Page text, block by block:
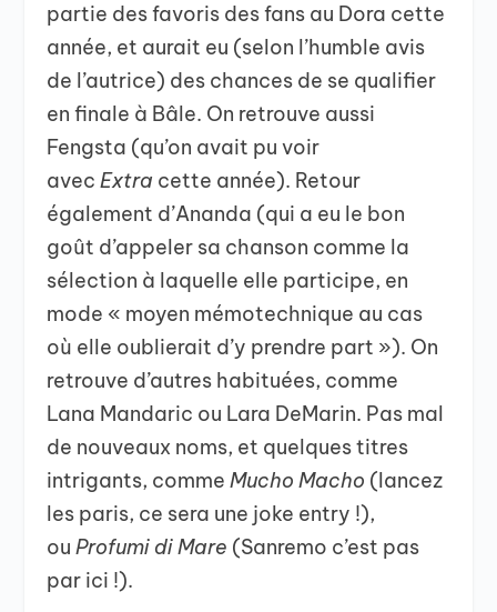
partie des favoris des fans au Dora cette
année, et aurait eu (selon l’humble avis
de l’autrice) des chances de se qualifier
en finale à Bâle. On retrouve aussi
Fengsta (qu’on avait pu voir
avecExtra cette année). Retour
également d’Ananda (qui a eu le bon
goût d’appeler sa chanson comme la
sélection à laquelle elle participe, en
mode « moyen mémotechnique au cas
où elle oublierait d’y prendre part »). On
retrouve d’autres habituées, comme
Lana Mandaric ou Lara DeMarin. Pas mal
de nouveaux noms, et quelques titres
intrigants, commeMucho Macho (lancez
les paris, ce sera une joke entry !),
ouProfumi di Mare (Sanremo c’est pas
par ici !).